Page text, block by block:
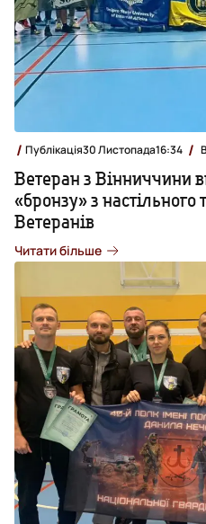
Публікація30 Листопада16:34
Ветеран з Вінниччини
«бронзу» з настільного
Ветеранів
Читати більше